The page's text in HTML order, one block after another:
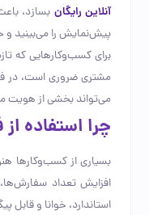
آنلاین رایگان بسازد،
پیش‌نمایش را می‌بینید و
برای کسب‌وکارهایی که
مشتری ضروری است، در
می‌تواند بخشی از هویت
چرا استفاده
بسیاری از کسب‌وکارها
افزایش تعداد
استاندارد، خوانا و قابل